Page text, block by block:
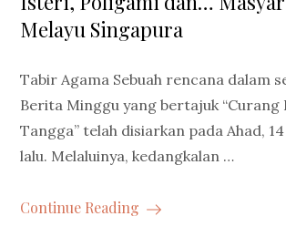
Melayu Singapura
Tabir Agama Sebuah rencana dalam
Berita Minggu yang bertajuk “Curang
Tangga” telah disiarkan pada Ahad,
lalu. Melaluinya, kedangkalan …
Continue Reading